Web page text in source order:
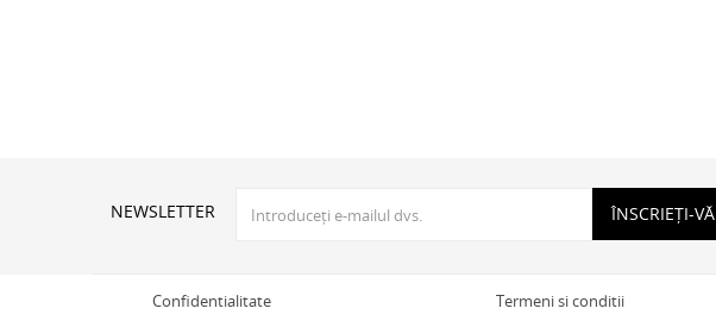
NEWSLETTER ÎNSCRIEȚI-VĂ
Confidentialitate Termeni si conditii